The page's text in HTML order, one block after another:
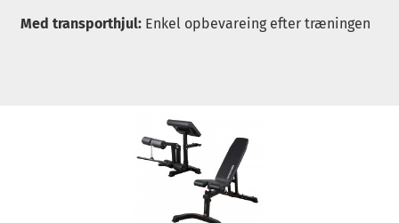
Med transporthjul: Enkel opbevareing efter træningen